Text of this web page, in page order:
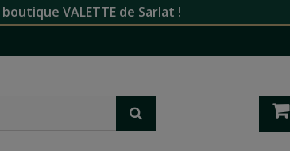
VALETTE de Sarlat !